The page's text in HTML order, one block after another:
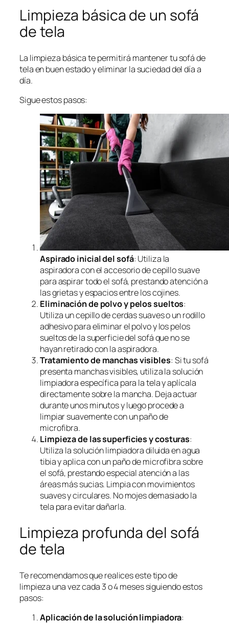
Limpieza básica de un sofá
de tela
La limpieza básica te permitirá mantener tu sofá de
tela en buen estado y eliminar la suciedad del día a
día.
Sigue estos pasos:
Aspirado inicial del sofá: Utiliza la
aspiradora con el accesorio de cepillo suave
para aspirar todo el sofá, prestando atención a
las grietas y espacios entre los cojines.
Eliminación de polvo y pelos sueltos:
Utiliza un cepillo de cerdas suaves o un rodillo
adhesivo para eliminar el polvo y los pelos
sueltos de la superficie del sofá que no se
hayan retirado con la aspiradora.
Tratamiento de manchas visibles: Si tu sofá
presenta manchas visibles, utiliza la solución
limpiadora específica para la tela y aplícala
directamente sobre la mancha. Deja actuar
durante unos minutos y luego procede a
limpiar suavemente con un paño de
microfibra.
Limpieza de las superficies y costuras:
Utiliza la solución limpiadora diluida en agua
tibia y aplica con un paño de microfibra sobre
el sofá, prestando especial atención a las
áreas más sucias. Limpia con movimientos
suaves y circulares. No mojes demasiado la
tela para evitar dañarla.
Limpieza profunda del sofá
de tela
Te recomendamos que realices este tipo de
limpieza una vez cada 3 o 4 meses siguiendo estos
pasos:
Aplicación de la solución limpiadora: